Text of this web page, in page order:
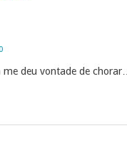
deu vontade de chorar…